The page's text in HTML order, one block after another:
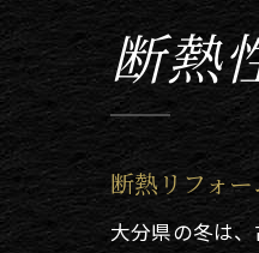
断熱
断熱リフォ
大分県の冬は